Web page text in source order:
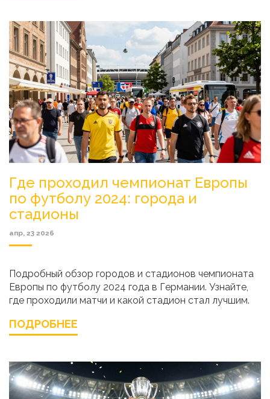
Где проходил чемпионат Европы
по футболу 2024: города и
стадионы
апр, 23 2026
Подробный обзор городов и стадионов чемпионата
Европы по футболу 2024 года в Германии. Узнайте,
где проходили матчи и какой стадион стал лучшим.
ПОДРОБНЕЕ